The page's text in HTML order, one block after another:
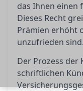
das Ihnen einen
Dieses Recht
Prämien erhöht
unzufrieden sind.
Der Prozess
schriftlichen